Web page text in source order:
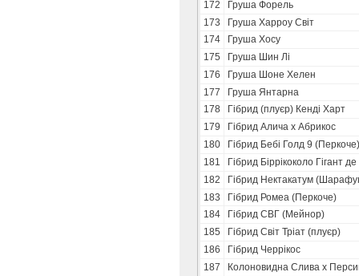
172
Груша Форель
173
Груша Харроу Світ
174
Груша Хосу
175
Груша Шин Лі
176
Груша Шоне Хелен
177
Груша Янтарна
178
Гібрид (плуєр) Кенді Харт
179
Гібрид Алича х Абрикос
180
Гібрид Бебі Голд 9 (Перкоче)
181
Гібрид Біррікоколо Гігант
182
Гібрид Нектакатум
183
Гібрид Ромеа (Перкоче)
184
Гібрид СВГ (Мейнор)
185
Гібрид Світ Тріат (плуєр)
186
Гібрид Черрікос
187
Колоновидна Слива х